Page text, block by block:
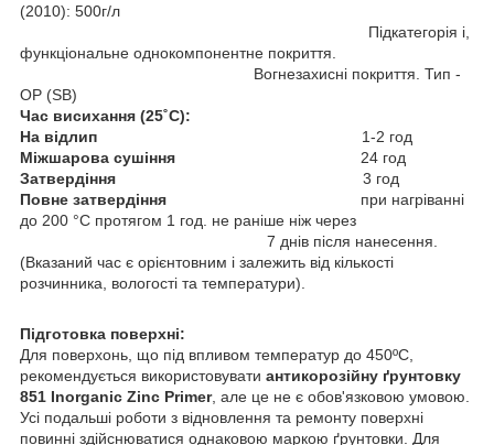
(2010): 500г/л
Підкатегорія i,
функціональне однокомпонентне покриття.
Вогнезахисні покриття. Тип -
ОР (SB)
Час висихання (25˚C):
На відлип 1-2 год
Міжшарова сушіння 24 год
Затвердіння 3 год
Повне затвердіння при нагріванні
до 200 °C протягом 1 год. не раніше ніж через
7 днів після нанесення.
(Вказаний час є орієнтовним і залежить від кількості
розчинника, вологості та температури).
Підготовка поверхні:
Для поверхонь, що під впливом температур до 450ºС,
рекомендується використовувати антикорозійну ґрунтовку
851 Inorganic Zinc Primer, але це не є обов'язковою умовою.
Усі подальші роботи з відновлення та ремонту поверхні
повинні здійснюватися однаковою маркою ґрунтовки. Для